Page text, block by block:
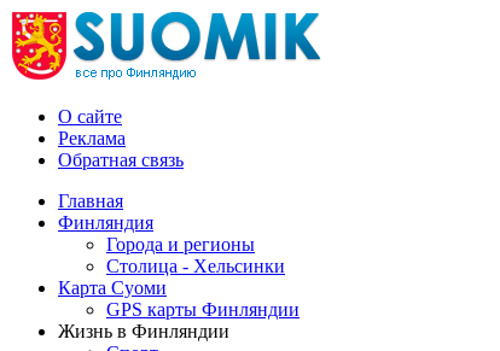
О сайте
Реклама
Обратная связь
Главная
Финляндия
Города и регионы
Столица - Хельсинки
Карта Суоми
GPS карты Финляндии
Жизнь в Финляндии